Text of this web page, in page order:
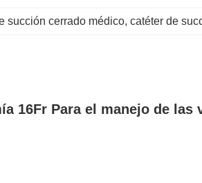
succión cerrado médico, catéter de
16Fr Para el manejo de